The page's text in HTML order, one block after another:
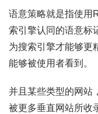
语意策略就是指使用
索引擎认同的语意标
为搜索引擎才能够更
能够被使用者看到。
并且某些类型的网站
被更多垂直网站所收